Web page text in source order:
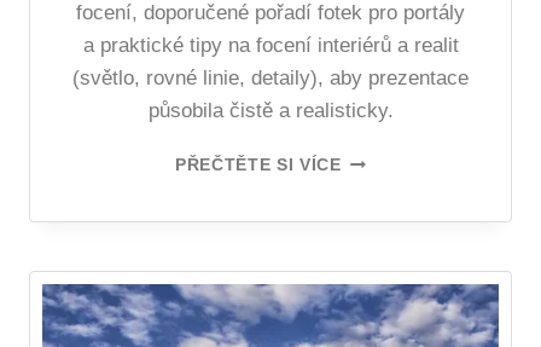
focení, doporučené pořadí fotek pro portály
a praktické tipy na focení interiérů a realit
(světlo, rovné linie, detaily), aby prezentace
působila čistě a realisticky.
PŘEČTĚTE SI VÍCE